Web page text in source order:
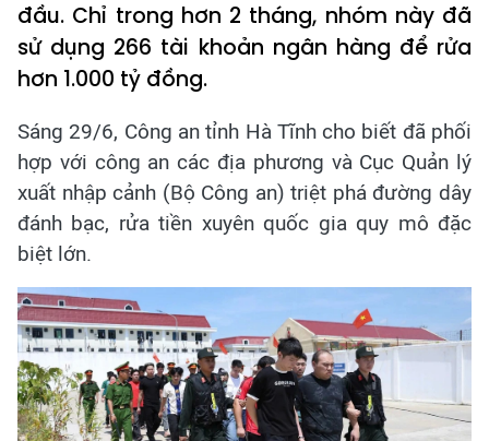
đầu. Chỉ trong hơn 2 tháng, nhóm này đã
sử dụng 266 tài khoản ngân hàng để rửa
hơn 1.000 tỷ đồng.
Sáng 29/6, Công an tỉnh Hà Tĩnh cho biết đã phối
hợp với công an các địa phương và Cục Quản lý
xuất nhập cảnh (Bộ Công an) triệt phá đường dây
đánh bạc, rửa tiền xuyên quốc gia quy mô đặc
biệt lớn.